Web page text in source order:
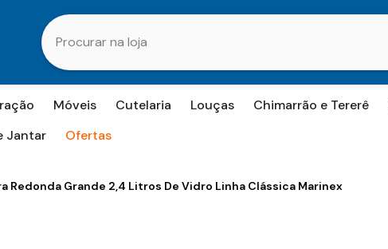
Móveis Cutelaria Louças Chimarrão e Tererê
Jantar
Ofertas
Redonda Grande 2,4 Litros De Vidro Linha Clássica Marinex